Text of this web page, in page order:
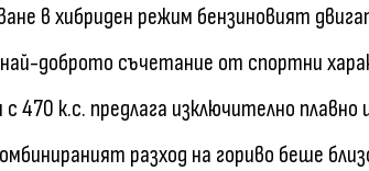
в хибриден режим бензиновият
най-доброто съчетание от спортни
с 470 к.с. предлага изключително
разход на гориво беше